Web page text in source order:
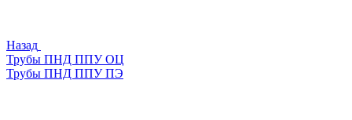
Назад
Трубы ПНД ППУ ОЦ
Трубы ПНД ППУ ПЭ